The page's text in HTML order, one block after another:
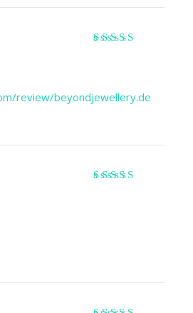
review/beyondjewellery.de